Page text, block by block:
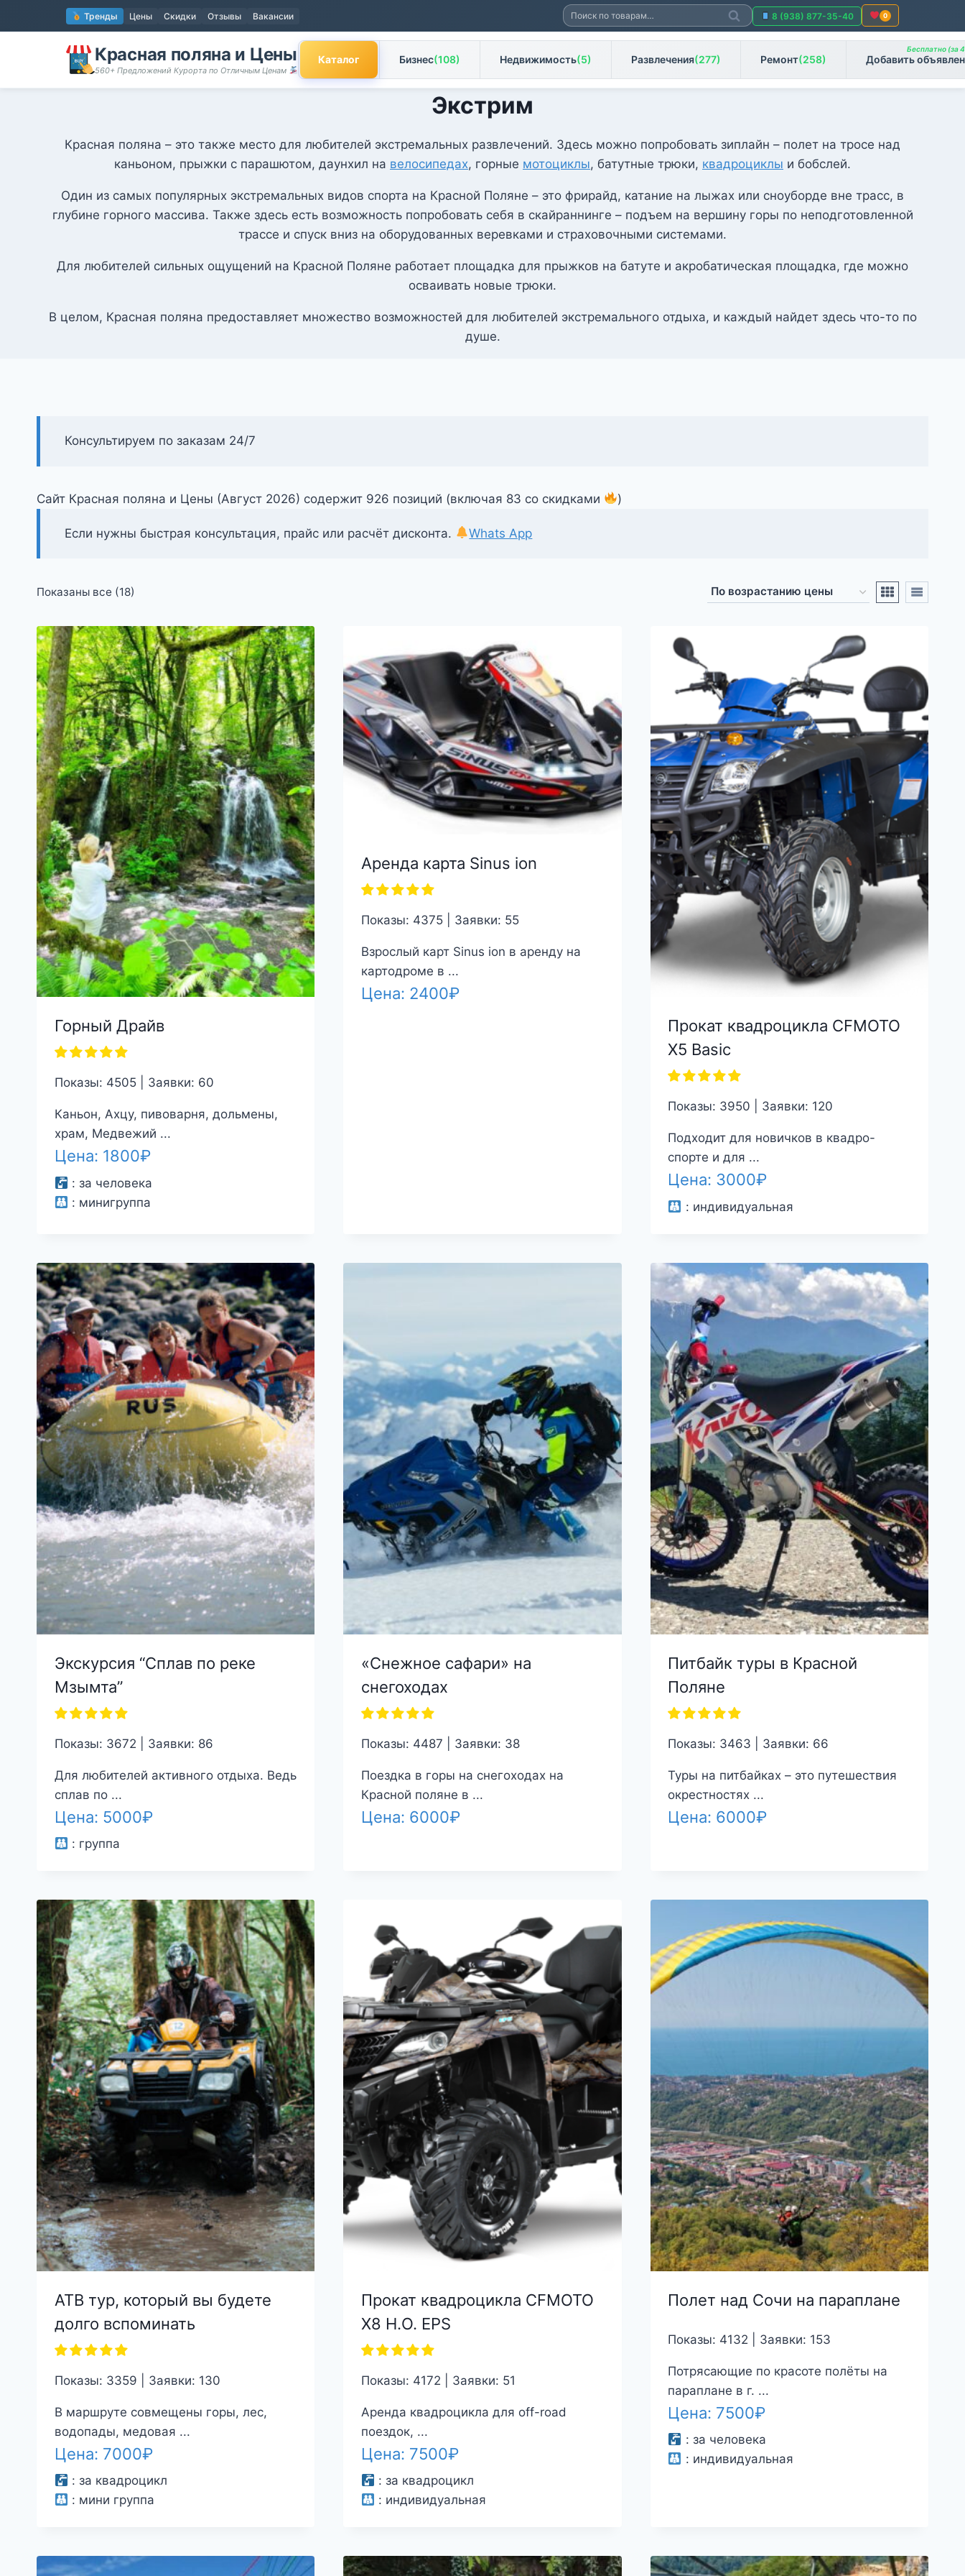
к
содержимому
Тренды Цены Скидки Отзывы Вакансии Искать:
Поиск
8 (938) 877-35-40 0
Красная поляна и Цены
560+ Предложений Курорта по Отличным Ценам
Каталог Бизнес(108) Недвижимость(5) Развлечения(277) Ремонт(258) Добавить
Бесплатно (за
Экстрим
Красная поляна – это также место для любителей экстремальных развлечений. Здесь можно попробовать зиплайн – полет на тросе над
каньоном, прыжки с парашютом, даунхил на велосипедах, горные мотоциклы, батутные трюки, квадроциклы и бобслей.
Один из самых популярных экстремальных видов спорта на Красной Поляне – это фрирайд, катание на лыжах или сноуборде вне трасс, в
глубине горного массива. Также здесь есть возможность попробовать себя в скайраннинге – подъем на вершину горы по неподготовленной
трассе и спуск вниз на оборудованных веревками и страховочными системами.
Для любителей сильных ощущений на Красной Поляне работает площадка для прыжков на батуте и акробатическая площадка, где можно
осваивать новые трюки.
В целом, Красная поляна предоставляет множество возможностей для любителей экстремального отдыха, и каждый найдет здесь что-то по
душе.
Консультируем по заказам 24/7
Сайт Красная поляна и Цены (Август 2026) содержит 926 позиций (включая 83 со скидками )
Если нужны быстрая консультация, прайс или расчёт дисконта. Whats App
Показаны все (18)
возрастанию
Горный Драйв
Показы: 4505 | Заявки: 60
Каньон, Ахцу, пивоварня, дольмены,
храм, Медвежий ...
Цена: 1800₽
: за человека
: минигруппа
Аренда карта Sinus ion
Показы: 4375 | Заявки: 55
Взрослый карт Sinus ion в аренду на
картодроме в ...
Цена: 2400₽
Прокат квадроцикла CFMOTO
X5 Basic
Показы: 3950 | Заявки: 120
Подходит для новичков в квадро-
спорте и для ...
Цена: 3000₽
: индивидуальная
Экскурсия “Сплав по реке
Мзымта”
Показы: 3672 | Заявки: 86
Для любителей активного отдыха. Ведь
сплав по ...
Цена: 5000₽
: группа
«Снежное сафари» на
снегоходах
Показы: 4487 | Заявки: 38
Поездка в горы на снегоходах на
Красной поляне в ...
Цена: 6000₽
Питбайк туры в Красной
Поляне
Показы: 3463 | Заявки: 66
Туры на питбайках – это путешествия
окрестностях ...
Цена: 6000₽
АТВ тур, который вы будете
долго вспоминать
Показы: 3359 | Заявки: 130
В маршруте совмещены горы, лес,
водопады, медовая ...
Цена: 7000₽
: за квадроцикл
: мини группа
Прокат квадроцикла CFMOTO
X8 H.O. EPS
Показы: 4172 | Заявки: 51
Аренда квадроцикла для off-road
поездок, ...
Цена: 7500₽
: за квадроцикл
: индивидуальная
Полет над Сочи на параплане
Показы: 4132 | Заявки: 153
Потрясающие по красоте полёты на
параплане в г. ...
Цена: 7500₽
: за человека
: индивидуальная